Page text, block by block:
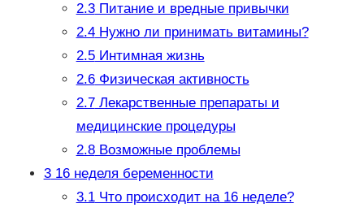
2.3Питание и вредные привычки
2.4Нужно ли принимать витамины?
2.5Интимная жизнь
2.6Физическая активность
2.7Лекарственные препараты и
медицинские процедуры
2.8Возможные проблемы
316 неделя беременности
3.1Что происходит на 16 неделе?